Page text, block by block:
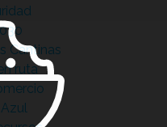
Cantinas
ruta